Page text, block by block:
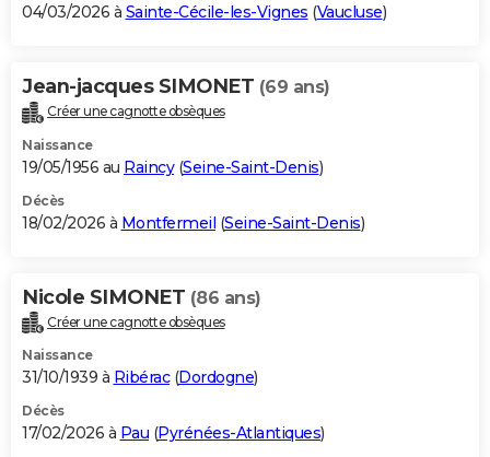
04/03/2026 à Sainte-Cécile-les-Vignes (Vaucluse)
Jean-jacques SIMONET (69 ans)
Créer une cagnotte obsèques
Naissance
19/05/1956 au Raincy(Seine-Saint-Denis)
Décès
18/02/2026 à Montfermeil (Seine-Saint-Denis)
Nicole SIMONET (86 ans)
Créer une cagnotte obsèques
Naissance
31/10/1939 à Ribérac(Dordogne)
Décès
17/02/2026 à Pau (Pyrénées-Atlantiques)